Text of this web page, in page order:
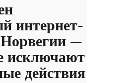
интернет-
—
исключают
действия